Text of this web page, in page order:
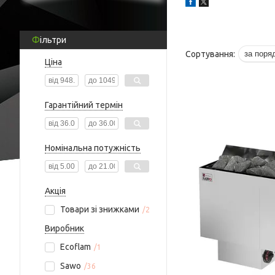
Фільтри
Ціна
Гарантійний термін
Номінальна потужність
Акція
Товари зі знижками
2
Виробник
Ecoflam
1
Sawo 36